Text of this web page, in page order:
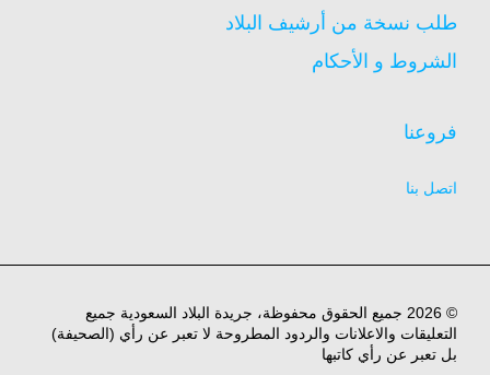
طلب نسخة من أرشيف البلاد
الشروط و الأحكام
فروعنا
اتصل بنا
© 2026 جميع الحقوق محفوظة، جريدة البلاد السعودية جميع
التعليقات والاعلانات والردود المطروحة لا تعبر عن رأي (الصحيفة)
بل تعبر عن رأي كاتبها